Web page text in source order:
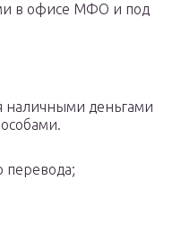
в офисе МФО и под
наличными деньгами
перевода;